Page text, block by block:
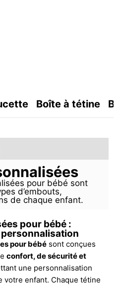
Boîte à tétine
pour bébé sont
d’embouts,
de chaque enfant.
pour bébé :
pour bébé sont conçues
confort, de sécurité et
une personnalisation
votre enfant. Chaque tétine